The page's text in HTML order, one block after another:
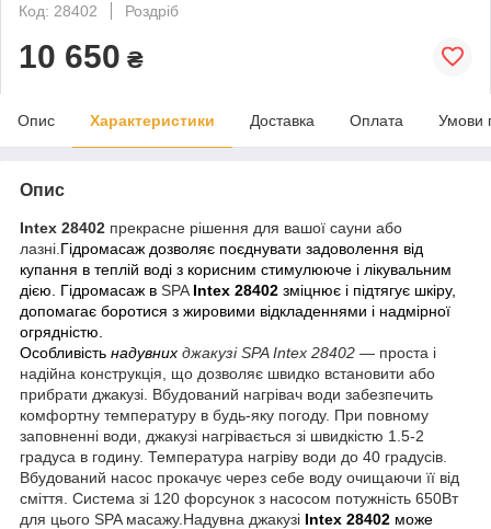
Код: 28402
Роздріб
10 650 ₴
Опис Характеристики Доставка Оплата Умови
Опис
Intex 28402 прекрасне рішення для вашої сауни або
лазні. Гідромасаж дозволяє поєднувати задоволення від
купання в теплій воді з корисним стимулююче і лікувальним
дією. Гідромасаж в SPA Intex 28402 зміцнює і підтягує шкіру,
допомагає боротися з жировими відкладеннями і надмірної
огрядністю.
Особливість надувних джакузі SPA Intex 28402 ― проста і
надійна конструкція, що дозволяє швидко встановити або
прибрати джакузі. Вбудований нагрівач води забезпечить
комфортну температуру в будь-яку погоду. При повному
заповненні води, джакузі нагрівається зі швидкістю 1.5-2
градуса в годину. Температура нагріву води до 40 градусів.
Вбудований насос прокачує через себе воду очищаючи її від
сміття. Система зі 120 форсунок з насосом потужність 650Вт
для цього SPA масажу.Надувна джакузі Intex 28402 може